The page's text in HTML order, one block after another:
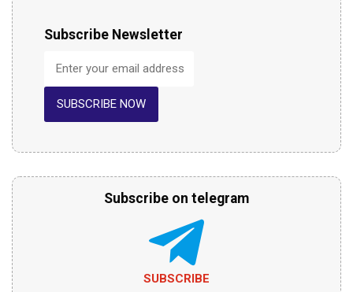
Subscribe Newsletter
SUBSCRIBE NOW
Subscribe on telegram
SUBSCRIBE